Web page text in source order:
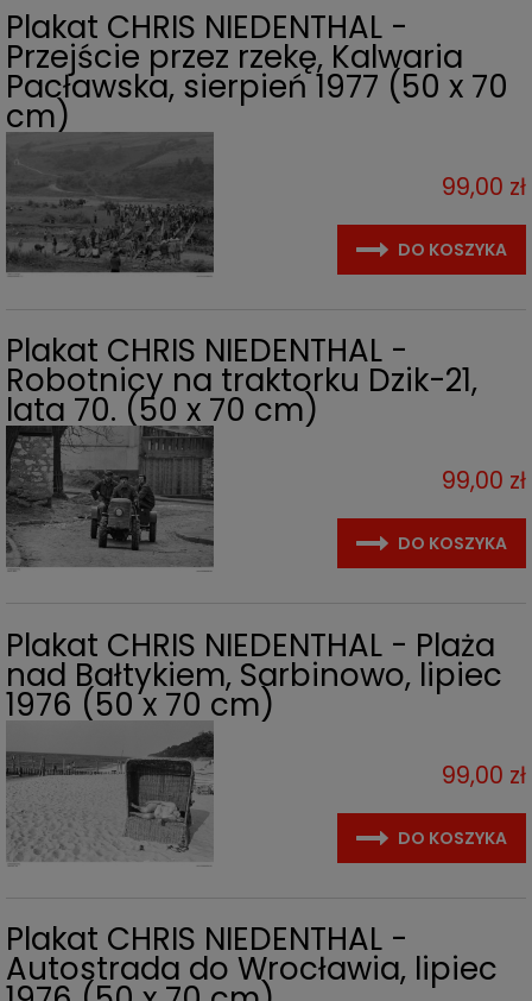
Plakat CHRIS NIEDENTHAL -
Przejście przez rzekę, Kalwaria
Pacławska, sierpień 1977 (50 x 70
cm)
99,00 zł
DO KOSZYKA
Plakat CHRIS NIEDENTHAL -
Robotnicy na traktorku Dzik-21,
lata 70. (50 x 70 cm)
99,00 zł
DO KOSZYKA
Plakat CHRIS NIEDENTHAL - Plaża
nad Bałtykiem, Sarbinowo, lipiec
1976 (50 x 70 cm)
99,00 zł
DO KOSZYKA
Plakat CHRIS NIEDENTHAL -
Autostrada do Wrocławia, lipiec